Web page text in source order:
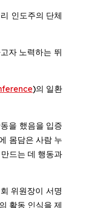
인도주의 단체
자 노력하는 뛰
)의 일환
을 했음을 입증
몸담은 사람 누
드는 데 행동과
위원장이 서명
활동 인식을 제